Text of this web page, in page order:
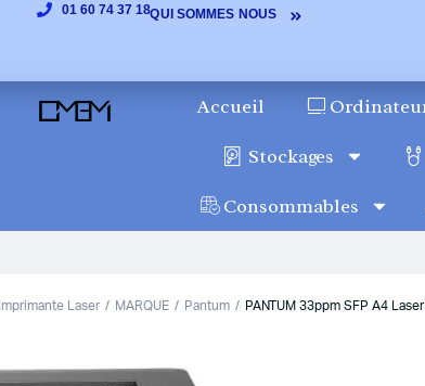
01 60 74 37 18QUI SOMMES NOUS
Accueil
Stockages
Consommables
Imprimante Laser MARQUE Pantum PANTUM 33ppm SFP A4